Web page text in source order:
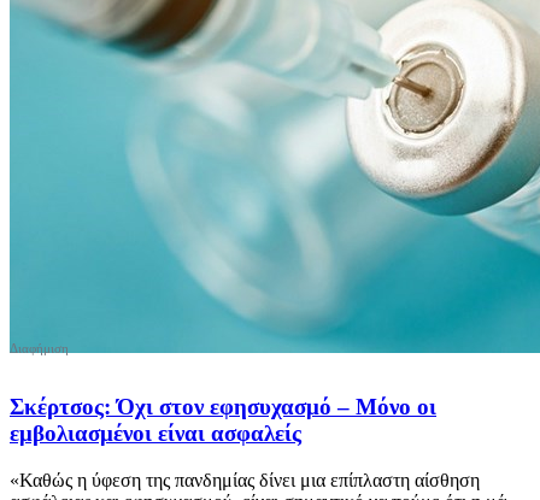
Σκέρτσος: Όχι στον εφησυχασμό – Μόνο οι
εμβολιασμένοι είναι ασφαλείς
«Καθώς η ύφεση της πανδημίας δίνει μια επίπλαστη αίσθηση